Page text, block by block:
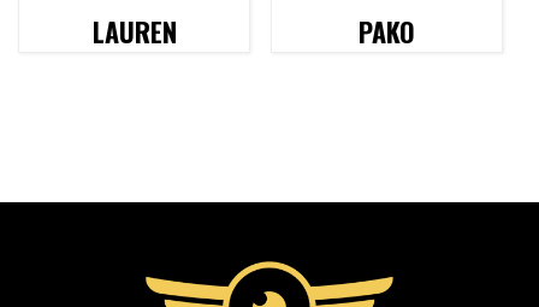
LAUREN PAKO